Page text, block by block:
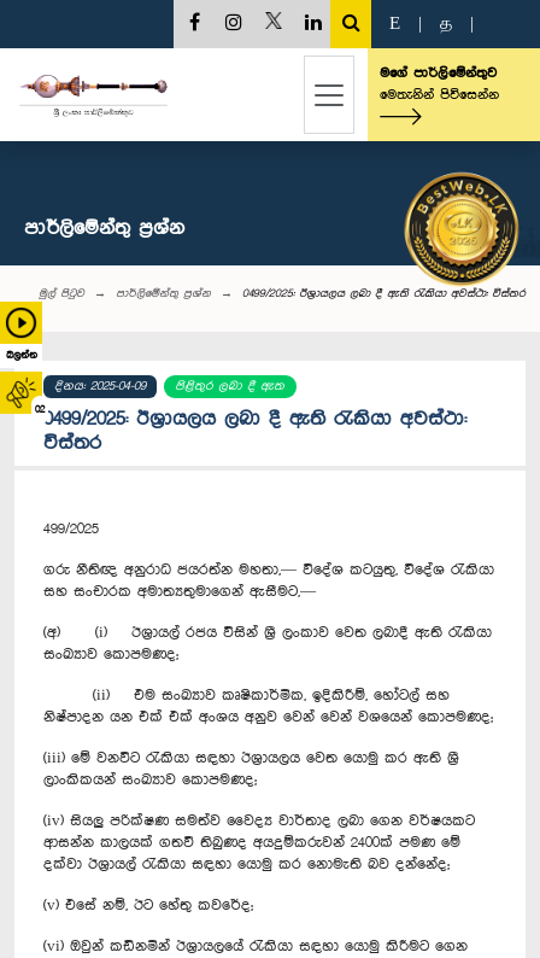
බලන්න
02
E த
මගේ පාර්ලිමේන්තුව
මෙතැනින් පිවිසෙන්න
පාර්ලි‌මේන්තු‌ ප්‍රශ්න
මුල් පිටුව පාර්ලි‌මේන්තු‌ ප්‍රශ්න 0499/2025: ඊශ්‍රායලය ලබා දී ඇති රැකියා අවස්ථා: විස්තර
දිනය: 2025-04-09 පිළිතුර ලබා දී ඇත
0499/2025: ඊශ්‍රායලය ලබා දී ඇති රැකියා අවස්ථා:
විස්තර
499/2025
ගරු නීතිඥ අනුරාධ ජයරත්න මහතා,— විදේශ කටයුතු, විදේශ රැකියා
සහ සංචාරක අමාත්‍යතුමාගෙන් ඇසීමට,—
(අ) (i) ඊශ්‍රායල් රජය විසින් ශ්‍රී ලංකාව වෙත ලබාදී ඇති රැකියා
සංඛ්‍යාව කොපමණද;
(ii) එම සංඛ්‍යාව කෘෂිකාර්මික, ඉදිකිරීම්, ‍‍හෝටල් සහ
නිෂ්පාදන යන එක් එක් අංශය අනුව වෙන් වෙන් වශයෙන් කොපමණද;
(iii) මේ වනවිට රැකියා සඳහා ඊශ්‍රායලය වෙත යොමු කර ඇති ශ්‍රී
ලාංකිකයන් සංඛ්‍යාව කොපමණද;
(iv) සියලු පරික්ෂණ සමත්ව වෛද්‍ය වාර්තාද ලබා ගෙන වර්ෂයකට
ආසන්න කාලයක් ගතවී තිබුණද අයදුම්කරුවන් 2400ක් පමණ මේ
දක්වා ඊශ්‍රායල් රැකියා සඳහා යොමු කර නොමැති බව දන්නේද;
(v) එසේ නම්, ඊට හේතු කවරේද;
(vi) ඔවුන් කඩිනමින් ඊශ්‍රායලයේ රැකියා සඳහා යොමු කිරීමට ගෙන